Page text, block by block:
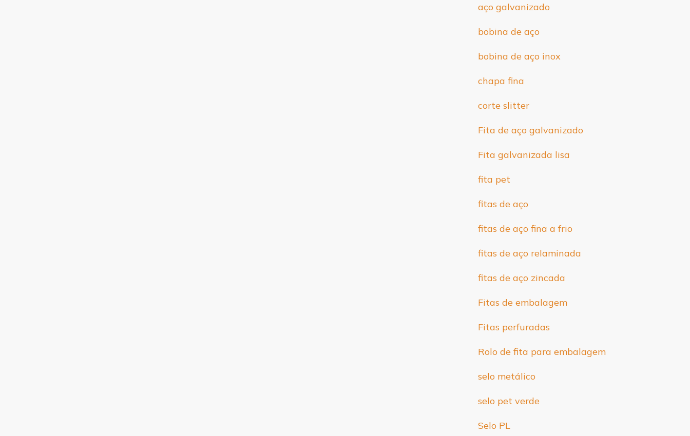
aço galvanizado
bobina de aço
bobina de aço inox
chapa fina
corte slitter
Fita de aço galvanizado
Fita galvanizada lisa
fita pet
fitas de aço
fitas de aço fina a frio
fitas de aço relaminada
fitas de aço zincada
Fitas de embalagem
Fitas perfuradas
Rolo de fita para embalagem
selo metálico
selo pet verde
Selo PL